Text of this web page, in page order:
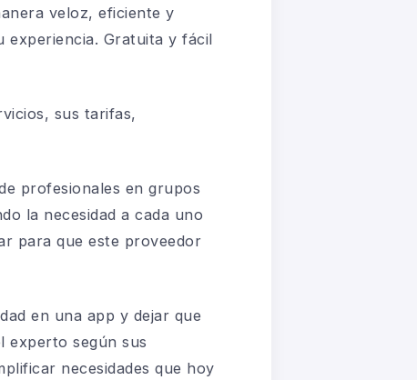
veloz, eficiente y
Gratuita y fácil
sus tarifas,
profesionales en grupos
la necesidad a cada uno
para que este proveedor
en una app y dejar que
experto según sus
necesidades que hoy